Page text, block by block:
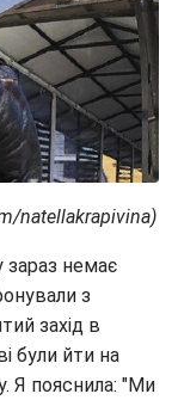
natellakrapivina)
зараз немає
з
захід в
були йти на
Я пояснила: "Ми